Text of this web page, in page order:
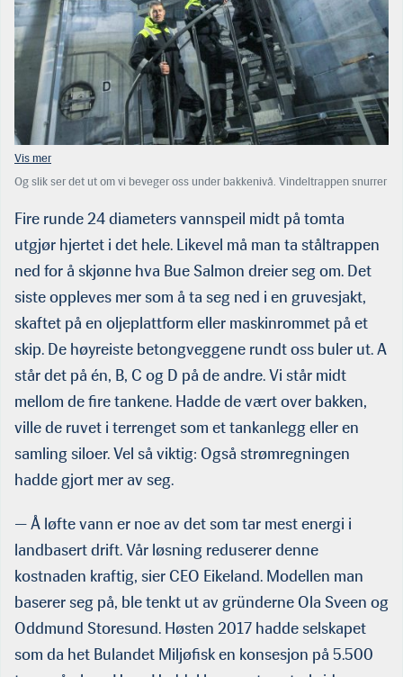
Og slik ser det ut om vi beveger oss under bakkenivå. Vindeltrappen snurrer
Eikeland, deretter skiftleder Cecilie Tveito og nederst teknisk sjef Oddvar
Fire runde 24 diameters vannspeil midt på tomta
utgjør hjertet i det hele. Likevel må man ta ståltrappen
ned for å skjønne hva Bue Salmon dreier seg om. Det
siste oppleves mer som å ta seg ned i en gruvesjakt,
skaftet på en oljeplattform eller maskinrommet på et
skip. De høyreiste betongveggene rundt oss buler ut. A
står det på én, B, C og D på de andre. Vi står midt
mellom de fire tankene. Hadde de vært over bakken,
ville de ruvet i terrenget som et tankanlegg eller en
samling siloer. Vel så viktig: Også strømregningen
hadde gjort mer av seg.
— Å løfte vann er noe av det som tar mest energi i
landbasert drift. Vår løsning reduserer denne
kostnaden kraftig, sier CEO Eikeland. Modellen man
baserer seg på, ble tenkt ut av gründerne Ola Sveen og
Oddmund Storesund. Høsten 2017 hadde selskapet
som da het Bulandet Miljøfisk en konsesjon på 5.500